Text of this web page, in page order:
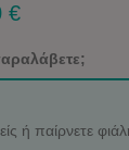
€
ή παίρνετε